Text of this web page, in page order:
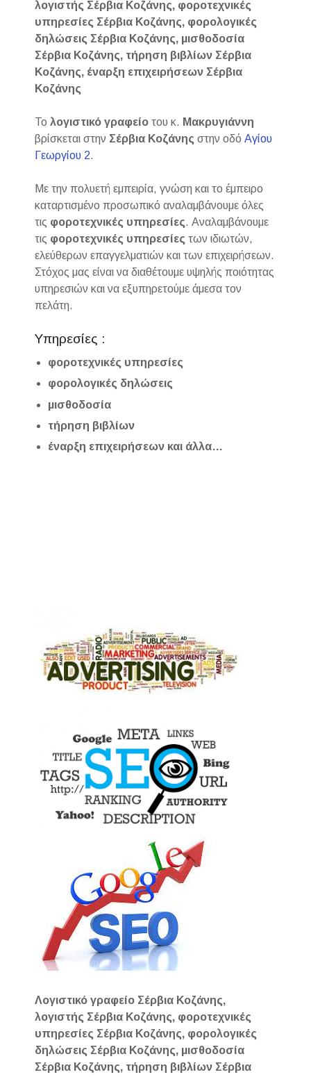
λογιστής Σέρβια Κοζάνης, φοροτεχνικές
υπηρεσίες Σέρβια Κοζάνης, φορολογικές
δηλώσεις Σέρβια Κοζάνης, μισθοδοσία
Σέρβια Κοζάνης, τήρηση βιβλίων Σέρβια
Κοζάνης, έναρξη επιχειρήσεων Σέρβια
Κοζάνης
Το λογιστικό γραφείο του κ. Μακρυγιάννη
βρίσκεται στην Σέρβια Κοζάνηςστην οδόΑγίου
Γεωργίου 2.
Με την πολυετή εμπειρία, γνώση και το έμπειρο
καταρτισμένο προσωπικό αναλαμβάνουμε όλες
τις φοροτεχνικές υπηρεσίες. Αναλαμβάνουμε
τις φοροτεχνικές υπηρεσίες των ιδιωτών,
ελεύθερων επαγγελματιών και των επιχειρήσεων.
Στόχος μας είναι να διαθέτουμε υψηλής ποιότητας
υπηρεσιών και να εξυπηρετούμε άμεσα τον
πελάτη.
Υπηρεσίες :
φοροτεχνικές υπηρεσίες
φορολογικές δηλώσεις
μισθοδοσία
τήρηση βιβλίων
έναρξη επιχειρήσεων και άλλα…
Λογιστικό γραφείο Σέρβια Κοζάνης,
λογιστής Σέρβια Κοζάνης, φοροτεχνικές
υπηρεσίες Σέρβια Κοζάνης, φορολογικές
δηλώσεις Σέρβια Κοζάνης, μισθοδοσία
Σέρβια Κοζάνης, τήρηση βιβλίων Σέρβια